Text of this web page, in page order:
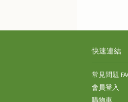
快速連結
常見問題
會員登入